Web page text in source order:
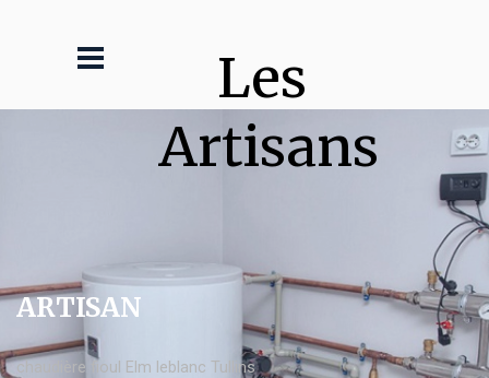
Les
Artisans
ARTISAN
chaudière fioul Elm leblanc Tullins